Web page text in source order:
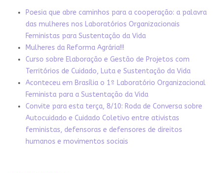
Poesia que abre caminhos para a cooperação: a palavra
das mulheres nos Laboratórios Organizacionais
Feministas para Sustentação da Vida
Mulheres da Reforma Agrária!!!
Curso sobre Elaboração e Gestão de Projetos com
Territórios de Cuidado, Luta e Sustentação da Vida
Aconteceu em Brasília o 1º Laboratório Organizacional
Feminista para a Sustentação da Vida
Convite para esta terça, 8/10: Roda de Conversa sobre
Autocuidado e Cuidado Coletivo entre ativistas
feministas, defensoras e defensores de direitos
humanos e movimentos sociais